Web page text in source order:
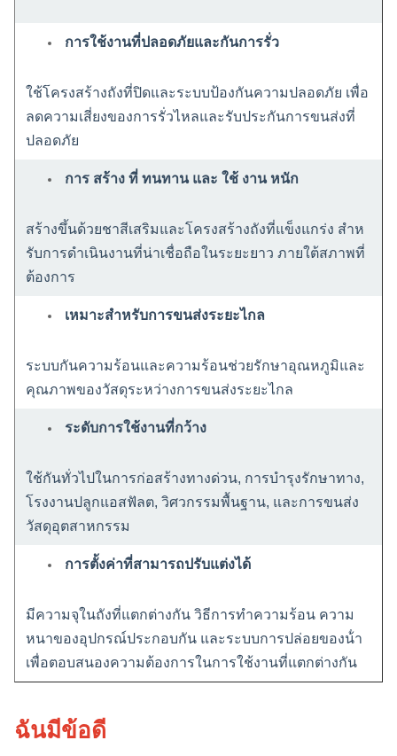
การใช้งานที่ปลอดภัยและกันการรั่ว
ใช้โครงสร้างถังที่ปิดและระบบป้องกันความปลอดภัย เพื่อ
ลดความเสี่ยงของการรั่วไหลและรับประกันการขนส่งที่
ปลอดภัย
การ สร้าง ที่ ทนทาน และ ใช้ งาน หนัก
สร้างขึ้นด้วยชาสีเสริมและโครงสร้างถังที่แข็งแกร่ง สําห
รับการดําเนินงานที่น่าเชื่อถือในระยะยาว ภายใต้สภาพที่
ต้องการ
เหมาะสําหรับการขนส่งระยะไกล
ระบบกันความร้อนและความร้อนช่วยรักษาอุณหภูมิและ
คุณภาพของวัสดุระหว่างการขนส่งระยะไกล
ระดับการใช้งานที่กว้าง
ใช้กันทั่วไปในการก่อสร้างทางด่วน, การบํารุงรักษาทาง,
โรงงานปลูกแอสฟัลต, วิศวกรรมพื้นฐาน, และการขนส่ง
วัสดุอุตสาหกรรม
การตั้งค่าที่สามารถปรับแต่งได้
มีความจุในถังที่แตกต่างกัน วิธีการทําความร้อน ความ
หนาของอุปกรณ์ประกอบกัน และระบบการปล่อยของน้ํา
เพื่อตอบสนองความต้องการในการใช้งานที่แตกต่างกัน
ฉันมีข้อดี